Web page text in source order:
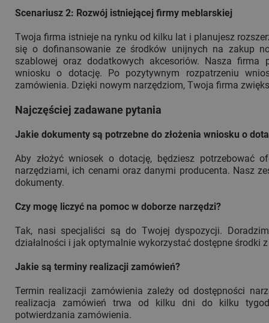
Scenariusz 2: Rozwój istniejącej firmy meblarskiej
Twoja firma istnieje na rynku od kilku lat i planujesz
się o dofinansowanie ze środków unijnych na zakup
szablowej oraz dodatkowych akcesoriów. Nasza firma
wniosku o dotację. Po pozytywnym rozpatrzeniu
zamówienia. Dzięki nowym narzędziom, Twoja firma
Najczęściej zadawane pytania
Jakie dokumenty są potrzebne do złożenia wniosku o
Aby złożyć wniosek o dotację, będziesz potrzebować
narzędziami, ich cenami oraz danymi producenta. Nasz
dokumenty.
Czy mogę liczyć na pomoc w doborze narzędzi?
Tak, nasi specjaliści są do Twojej dyspozycji.
działalności i jak optymalnie wykorzystać dostępne środki
Jakie są terminy realizacji zamówień?
Termin realizacji zamówienia zależy od dostępności
realizacja zamówień trwa od kilku dni do kilku
potwierdzania zamówienia.